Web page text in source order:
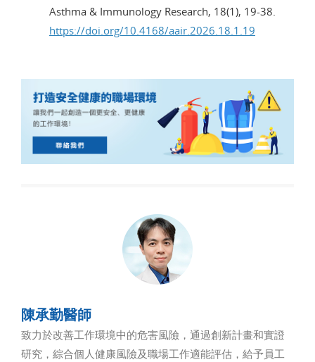
Asthma & Immunology Research, 18(1), 19-38.
https://doi.org/10.4168/aair.2026.18.1.19
陳承勤醫師
致力於改善工作環境中的危害風險，通過創新計畫和實證
研究，綜合個人健康風險及職場工作適能評估，給予員工